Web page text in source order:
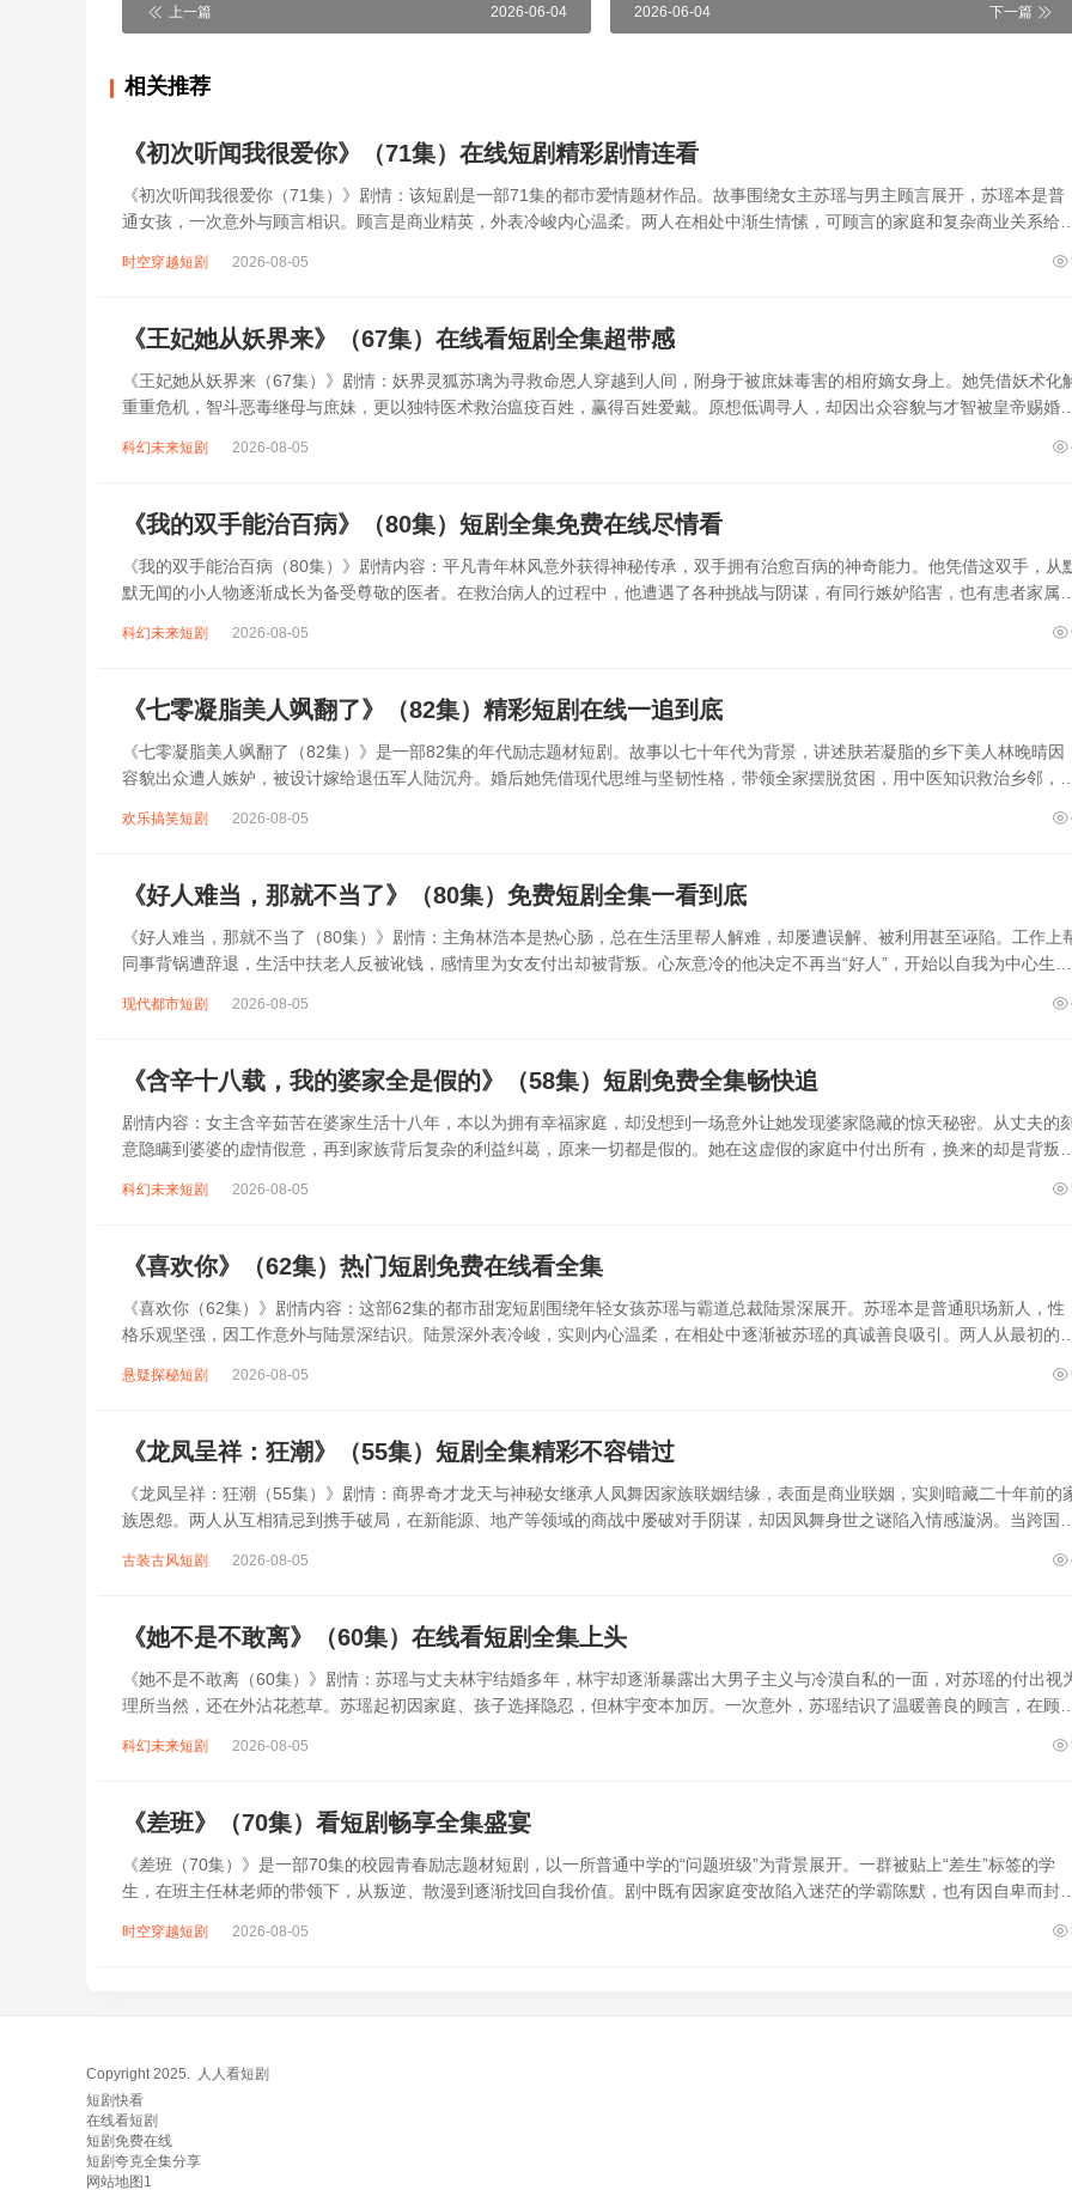
上一篇 2026-06-04 2026-06-04 下一篇
相关推荐
《初次听闻我很爱你》（71集）在线短剧精彩剧情连看
《初次听闻我很爱你（71集）》剧情：该短剧是一部71集的都市爱情题材作品。故事围绕女主苏瑶与男主顾言展开，苏瑶本是普
通女孩，一次意外与顾言相识。顾言是商业精英，外表冷峻内心温柔。两人在相处中渐生情愫，可顾言的家庭和复杂商业关系给他
时空穿越短剧 2026-08-05
《王妃她从妖界来》（67集）在线看短剧全集超带感
《王妃她从妖界来（67集）》剧情：妖界灵狐苏璃为寻救命恩人穿越到人间，附身于被庶妹毒害的相府嫡女身上。她凭借妖术化
重重危机，智斗恶毒继母与庶妹，更以独特医术救治瘟疫百姓，赢得百姓爱戴。原想低调寻人，却因出众容貌与才智被皇帝赐婚给
科幻未来短剧 2026-08-05
《我的双手能治百病》（80集）短剧全集免费在线尽情看
《我的双手能治百病（80集）》剧情内容：平凡青年林风意外获得神秘传承，双手拥有治愈百病的神奇能力。他凭借这双手，从
默无闻的小人物逐渐成长为备受尊敬的医者。在救治病人的过程中，他遭遇了各种挑战与阴谋，有同行嫉妒陷害，也有患者家属误
科幻未来短剧 2026-08-05
《七零凝脂美人飒翻了》（82集）精彩短剧在线一追到底
《七零凝脂美人飒翻了（82集）》是一部82集的年代励志题材短剧。故事以七十年代为背景，讲述肤若凝脂的乡下美人林晚晴因
容貌出众遭人嫉妒，被设计嫁给退伍军人陆沉舟。婚后她凭借现代思维与坚韧性格，带领全家摆脱贫困，用中医知识救治乡邻，更
欢乐搞笑短剧 2026-08-05
《好人难当，那就不当了》（80集）免费短剧全集一看到底
《好人难当，那就不当了（80集）》剧情：主角林浩本是热心肠，总在生活里帮人解难，却屡遭误解、被利用甚至诬陷。工作上
同事背锅遭辞退，生活中扶老人反被讹钱，感情里为女友付出却被背叛。心灰意冷的他决定不再当“好人”，开始以自我为中心生
现代都市短剧 2026-08-05
《含辛十八载，我的婆家全是假的》（58集）短剧免费全集畅快追
剧情内容：女主含辛茹苦在婆家生活十八年，本以为拥有幸福家庭，却没想到一场意外让她发现婆家隐藏的惊天秘密。从丈夫的刻
意隐瞒到婆婆的虚情假意，再到家族背后复杂的利益纠葛，原来一切都是假的。她在这虚假的家庭中付出所有，换来的却是背叛与
科幻未来短剧 2026-08-05
《喜欢你》（62集）热门短剧免费在线看全集
《喜欢你（62集）》剧情内容：这部62集的都市甜宠短剧围绕年轻女孩苏瑶与霸道总裁陆景深展开。苏瑶本是普通职场新人，性
格乐观坚强，因工作意外与陆景深结识。陆景深外表冷峻，实则内心温柔，在相处中逐渐被苏瑶的真诚善良吸引。两人从最初的互
悬疑探秘短剧 2026-08-05
《龙凤呈祥：狂潮》（55集）短剧全集精彩不容错过
《龙凤呈祥：狂潮（55集）》剧情：商界奇才龙天与神秘女继承人凤舞因家族联姻结缘，表面是商业联姻，实则暗藏二十年前的
族恩怨。两人从互相猜忌到携手破局，在新能源、地产等领域的商战中屡破对手阴谋，却因凤舞身世之谜陷入情感漩涡。当跨国财
古装古风短剧 2026-08-05
《她不是不敢离》（60集）在线看短剧全集上头
《她不是不敢离（60集）》剧情：苏瑶与丈夫林宇结婚多年，林宇却逐渐暴露出大男子主义与冷漠自私的一面，对苏瑶的付出视
理所当然，还在外沾花惹草。苏瑶起初因家庭、孩子选择隐忍，但林宇变本加厉。一次意外，苏瑶结识了温暖善良的顾言，在顾言
科幻未来短剧 2026-08-05
《差班》（70集）看短剧畅享全集盛宴
《差班（70集）》是一部70集的校园青春励志题材短剧，以一所普通中学的“问题班级”为背景展开。一群被贴上“差生”标签的学
生，在班主任林老师的带领下，从叛逆、散漫到逐渐找回自我价值。剧中既有因家庭变故陷入迷茫的学霸陈默，也有因自卑而封闭
时空穿越短剧 2026-08-05
Copyright 2025. 人人看短剧
短剧快看
在线看短剧
短剧免费在线
短剧夸克全集分享
网站地图1